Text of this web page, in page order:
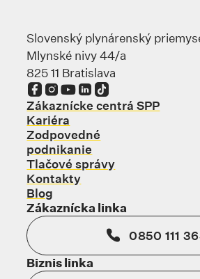
Slovenský plynárenský
Mlynské nivy 44/a
825 11 Bratislava
Odkaz sa otvorí na novej karte
Odkaz sa otvorí na novej
Odkaz sa otvorí na novej
Odkaz sa otvorí na
Odkaz sa otvorí
Zákaznícke centrá SPP
Kariéra
Zodpovedné
podnikanie
Tlačové správy
Kontakty
Blog
Zákaznícka linka
0850 111
Biznis linka